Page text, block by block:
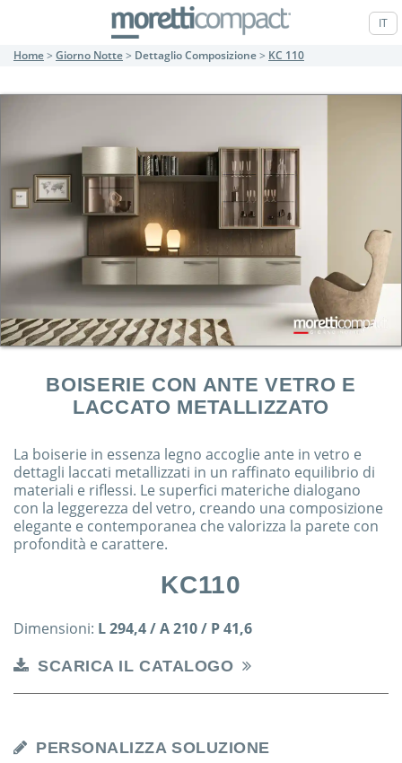
IT
Home> Giorno Notte> Dettaglio Composizione> KC 110
BOISERIE CON ANTE VETRO E
LACCATO METALLIZZATO
La boiserie in essenza legno accoglie ante in vetro e
dettagli laccati metallizzati in un raffinato equilibrio di
materiali e riflessi. Le superfici materiche dialogano
con la leggerezza del vetro, creando una composizione
elegante e contemporanea che valorizza la parete con
profondità e carattere.
KC110
Dimensioni: L 294,4 / A 210 / P 41,6
SCARICA IL CATALOGO
PERSONALIZZA SOLUZIONE